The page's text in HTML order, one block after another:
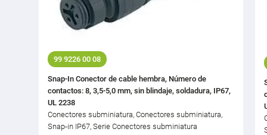
99 9226 00 08
Snap-In Conector de cable hembra, Número de
contactos: 8, 3,5-5,0 mm, sin blindaje, soldadura, IP67,
UL 2238
Conectores subminiatura, Conectores subminiatura,
Snap-in IP67, Serie Conectores subminiatura